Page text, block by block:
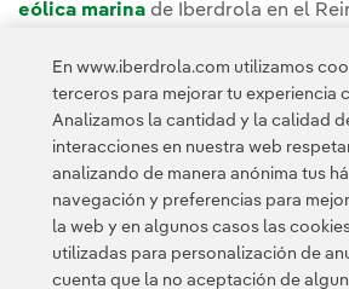
eólica marina de Iberdrola en el
suficiente electricidad limpia y
el equivalente a más de tres
Siemens Gamesa ha sido el
eólicas para los tres proyectos.
En www.iberdrola.com utilizamos
terceros para mejorar tu experiencia
Analizamos la cantidad y la calidad
interacciones en nuestra web
analizando de manera anónima tus
navegación y preferencias para
la web y en algunos casos las
utilizadas para personalización de
cuenta que la no aceptación de